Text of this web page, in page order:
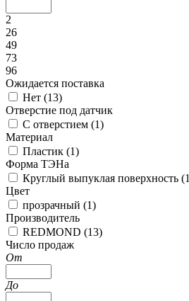
2
26
49
73
96
Ожидается поставка
Нет (13)
Отверстие под датчик
С отверстием (1)
Материал
Пластик (1)
Форма ТЭНа
Круглый выпуклая поверхность (1
Цвет
прозрачный (1)
Производитель
REDMOND (13)
Число продаж
От
До